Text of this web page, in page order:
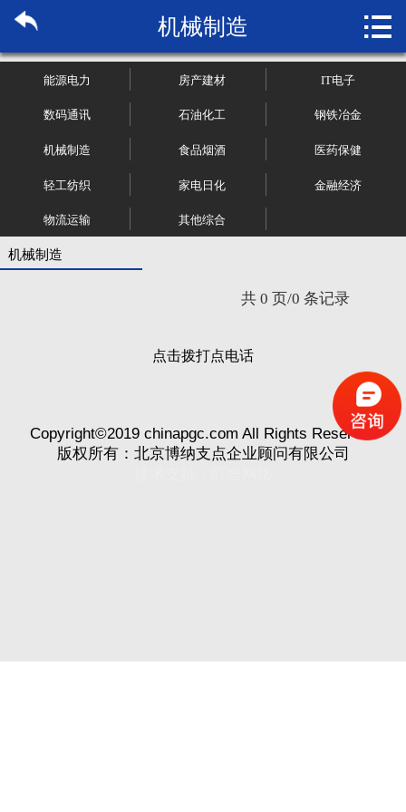
关于博纳
市场研究
管理咨询
行业报告
新闻资讯
机械制造 
能源电力 房产建材 IT电子
数码通讯 石油化工 钢铁冶金
机械制造 食品烟酒 医药保健
轻工纺织 家电日化 金融经济
物流运输 其他综合
机械制造
共 0 页/0 条记录
点击拨打点电话
Copyright©2019 chinapgc.com All Rights Reserved
版权所有：北京博纳支点企业顾问有限公司